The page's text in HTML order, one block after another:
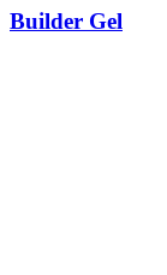
Builder Gel